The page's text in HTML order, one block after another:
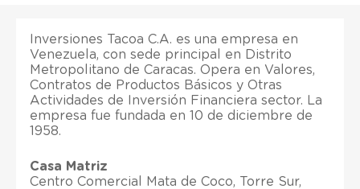
Inversiones Tacoa C.A. es una empresa en
Venezuela, con sede principal en Distrito
Metropolitano de Caracas. Opera en Valores,
Contratos de Productos Básicos y Otras
Actividades de Inversión Financiera sector. La
empresa fue fundada en 10 de diciembre de
1958.
Casa Matriz
Centro Comercial Mata de Coco, Torre Sur,